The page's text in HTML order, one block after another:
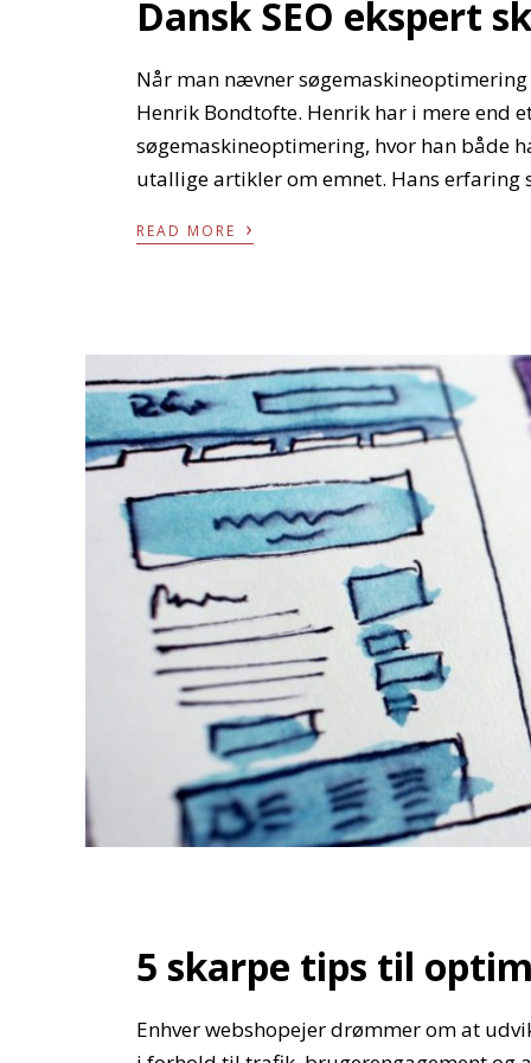
Dansk SEO ekspert
Når man nævner
Henrik Bondtofte. Henrik har i mere end
søgemaskineoptimering, hvor han både
utallige artikler om emnet. Hans
READ MORE ›
5 skarpe tips til
Enhver webshopejer drømmer om at